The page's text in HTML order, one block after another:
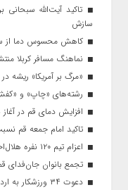
تاکید آیت‌الله‌
سازش
کاهش محسوس دما از
نماهنگ مسافر کربلا
«مرگ بر آمریکا» ریشه
رشته‌های «چاپ» و
افزایش دمای قم در
تاکید امام جمعه قم
اعزام تیم ۱۲۰ نفره هلال‌احمر قم به کربلا
تجمع بانوان جان‌فدای
دعوت ۳۴ ورزشکار به اردوهای تیم ملی